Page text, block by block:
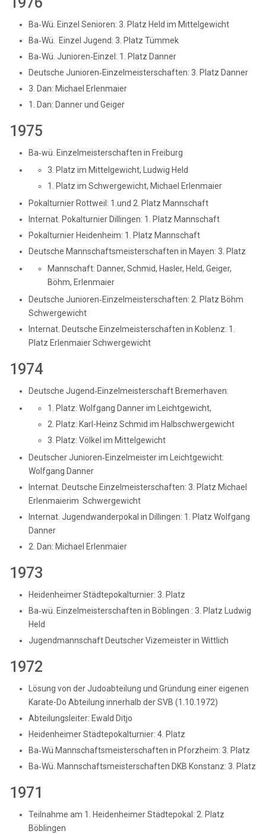
Ba‑Wü. Einzel Senioren: 3. Platz Held im Mittelgewicht
Ba‑Wü. Einzel Jugend: 3. Platz Tümmek
Ba‑Wü. Junioren‑Einzel: 1. Platz Danner
Deutsche Junioren‑Einzelmeisterschaften: 3. Platz Danner
3. Dan: Michael Erlenmaier
1. Dan: Danner und Geiger
1975
Ba‑wü. Einzelmeisterschaften in Freiburg
3. Platz im Mittelgewicht, Ludwig Held
1. Platz im Schwergewicht, Michael Erlenmaier
Pokalturnier Rottweil: 1.und 2. Platz Mannschaft
Internat. Pokalturnier Dillingen: 1. Platz Mannschaft
Pokalturnier Heidenheim: 1. Platz Mannschaft
Deutsche Mannschaftsmeisterschaften in Mayen: 3. Platz
Mannschaft: Danner, Schmid, Hasler, Held, Geiger,
Böhm, Erlenmaier
Deutsche Junioren‑Einzelmeisterschaften: 2. Platz Böhm
Schwergewicht
Internat. Deutsche Einzelmeisterschaften in Koblenz: 1.
Platz Erlenmaier Schwergewicht
1974
Deutsche Jugend‑Einzelmeisterschaft Bremerhaven:
1. Platz: Wolfgang Danner im Leichtgewicht,
2. Platz: Karl-Heinz Schmid im Halbschwergewicht
3. Platz: Völkel im Mittelgewicht
Deutscher Junioren‑Einzelmeister im Leichtgewicht:
Wolfgang Danner
Internat. Deutsche Einzelmeisterschaften: 3. Platz Michael
Erlen­maierim Schwergewicht
Internat. Jugendwanderpokal in Dillingen: 1. Platz Wolfgang
Danner
2. Dan: Michael Erlenmaier
1973
Heidenheimer Städtepokalturnier: 3. Platz
Ba‑wü. Einzelmeisterschaften in Böblingen : 3. Platz Ludwig
Held
Jugendmannschaft Deutscher Vizemeister in Wittlich
1972
Lösung von der Judoabteilung und Gründung einer eigenen
Karate-Do Abteilung innerhalb der SVB (1.10.1972)
Abteilungsleiter: Ewald Ditjo
Heidenheimer Städtepokalturnier: 4. Platz
Ba‑Wü Mannschaftsmeisterschaften in Pforzheim: 3. Platz
Ba‑Wü. Mannschaftsmeisterschaften DKB Konstanz: 3. Platz
1971
Teilnahme am 1. Heidenheimer Städtepokal: 2. Platz
Böblingen